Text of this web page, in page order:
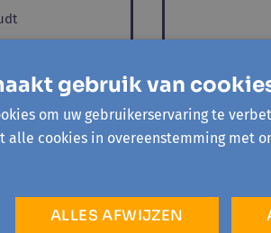
experiment
gebruik van
om uw gebruikerservaring te
alle cookies in overeenstemming met
ALLES AFWIJZEN